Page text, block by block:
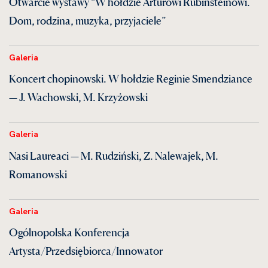
Dom, rodzina, muzyka, przyjaciele”
Galeria
Koncert chopinowski. W hołdzie Reginie Smendziance
— J. Wachowski, M. Krzyżowski
Galeria
Nasi Laureaci — M. Rudziński, Z. Nalewajek, M.
Romanowski
Galeria
Ogólnopolska Konferencja
Artysta/Przedsiębiorca/Innowator